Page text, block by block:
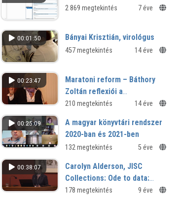
2 869 megtekintés 7 éve
00:01:50 Bányai Krisztián, virológus
457 megtekintés 14 éve
00:23:47
Maratoni reform – Báthory
Zoltán reflexiói a
rendszerváltást követő
210 megtekintés 14 éve
00:25:09
A magyar könyvtári rendszer
2020-ban és 2021-ben
132 megtekintés 5 éve
00:38:07
Carolyn Alderson, JISC
Collections: Ode to data:
Usage statistics, Publishing
178 megtekintés 9 éve